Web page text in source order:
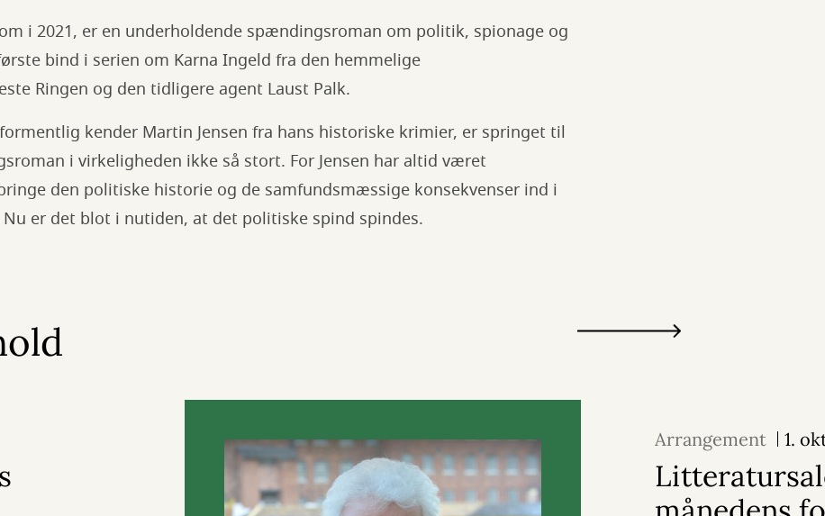
i 2021, er en underholdende spændingsroman om politik, spionage og
bind i serien om Karna Ingeld fra den hemmelige
Ringen og den tidligere agent Laust Palk.
kender Martin Jensen fra hans historiske krimier, er springet til
i virkeligheden ikke så stort. For Jensen har altid været
den politiske historie og de samfundsmæssige konsekvenser ind i
er det blot i nutiden, at det politiske spind spindes.
Arrangement 1.